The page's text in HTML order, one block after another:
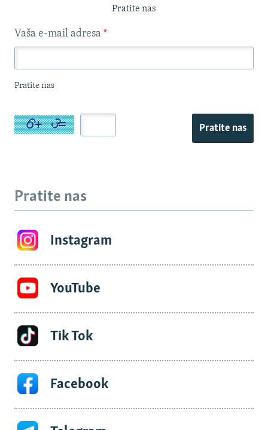
Pratite nas
Vaša e-mail adresa *
Pratite nas
Pratite nas
Pratite nas
Instagram
YouTube
Tik Tok
Facebook